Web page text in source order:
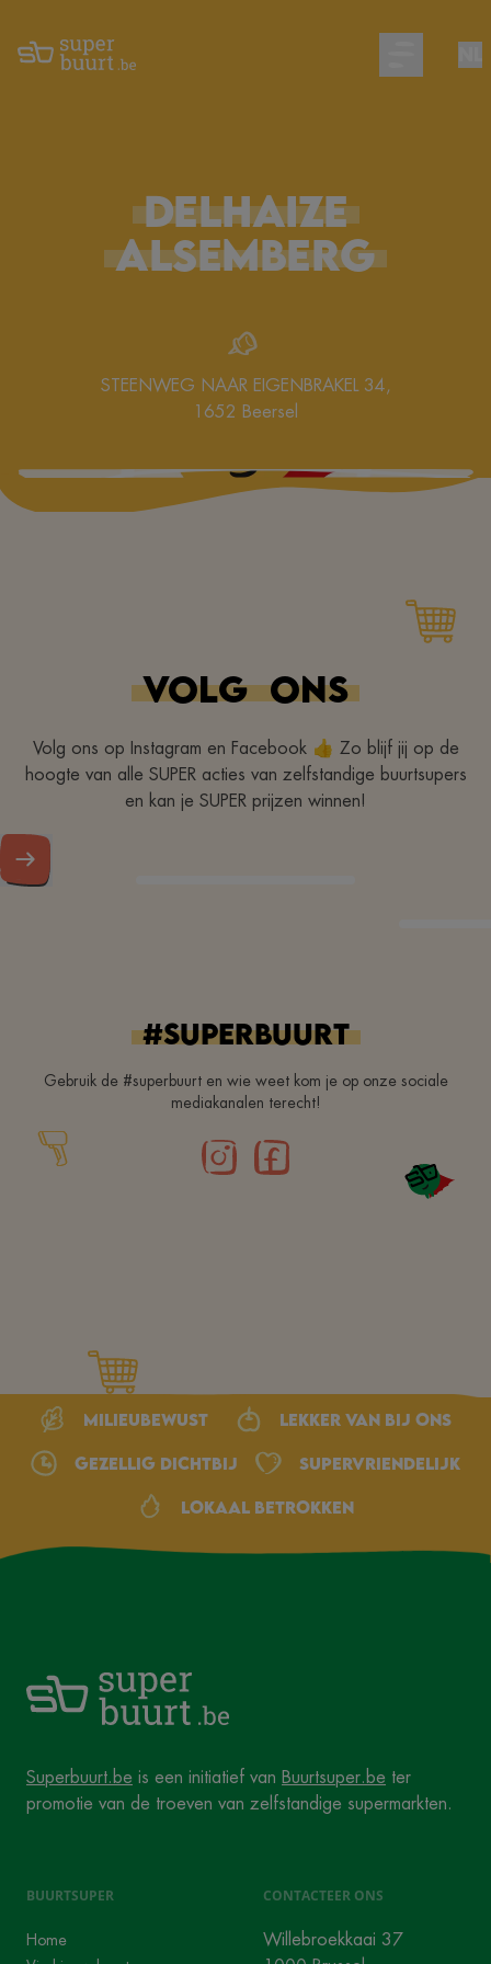
Open main
DELHAIZE
ALSEMBERG
STEENWEG NAAR EIGENBRAKEL 34,
1652 Beersel
VOLG ONS
Volg ons op Instagram en Facebook 👍 Zo blijf jij op de
hoogte van alle SUPER acties van zelfstandige buurtsupers
en kan je SUPER prijzen winnen!
#superbuurt
Gebruik de #superbuurt en wie weet kom je op onze sociale
mediakanalen terecht!
Milieubewust Lekker van bij ons
Gezellig dichtbij Supervriendelijk
Lokaal betrokken
Superbuurt.be is een initiatief van Buurtsuper.be ter
promotie van de troeven van zelfstandige supermarkten.
BUURTSUPER
Home
CONTACTEER ONS
Willebroekkaai 37